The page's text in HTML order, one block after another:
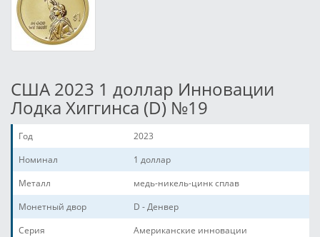
США 2023 1 доллар Инновации
Лодка Хиггинса (D) №19
Год
2023
Номинал
1 доллар
Металл
медь-никель-цинк сплав
Монетный двор
D - Денвер
Серия
Американские инновации